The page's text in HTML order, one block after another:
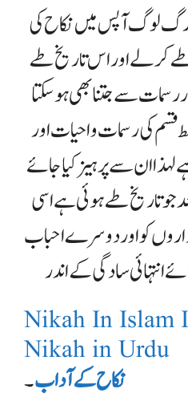
لوگ آپس میں نکاح کی
کرلے اور اس تاریخ طے
سے جتنا بھی ہوسکتا
قسم کی رسمات واحیات اور
ان سے پرہیز کیا جائے
تاریخ طے ہوئی ہے اسی
کو اور دوسرے احباب
Nikah In Islam
Nikah in Urdu
نکاح کے آداب۔